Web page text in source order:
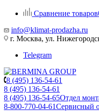
Сравнение товаров
info@klimat-prodazha.ru
г. Москва, ул.
Telegram
8 (495) 136-54-61
8 (495) 136-54-61
8 (495) 136-54-65Отдел
8-800-770-04-61Сервисный